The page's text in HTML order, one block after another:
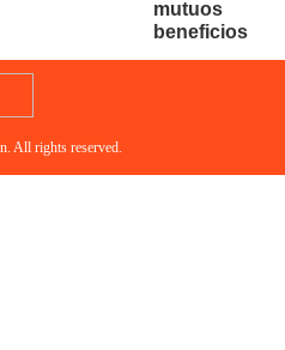
mutuos
beneficios
All rights reserved.